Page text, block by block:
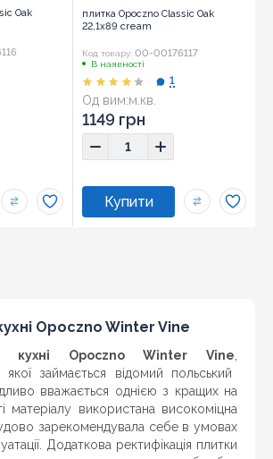
Oak
плитка Opoczno Classic Oak
22,1x89 cream
Код товару: 00-00176117
В наявності
Од вим:м.кв.
Розмір:22,1x89
1
1149 грн
Opoczno Winter Vine
кухні Opoczno Winter Vine
займається відомий польський
вважається однією з кращих на
матеріалу використана високоміцна
зарекомендувала себе в умовах
Додаткова ректифікація плитки